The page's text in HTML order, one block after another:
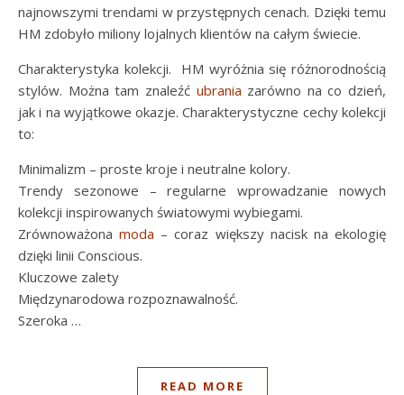
najnowszymi trendami w przystępnych cenach. Dzięki temu
HM zdobyło miliony lojalnych klientów na całym świecie.
Charakterystyka kolekcji. HM wyróżnia się różnorodnością
stylów. Można tam znaleźć ubrania zarówno na co dzień,
jak i na wyjątkowe okazje. Charakterystyczne cechy kolekcji
to:
Minimalizm – proste kroje i neutralne kolory.
Trendy sezonowe – regularne wprowadzanie nowych
kolekcji inspirowanych światowymi wybiegami.
Zrównoważonamoda – coraz większy nacisk na ekologię
dzięki linii Conscious.
Kluczowe zalety
Międzynarodowa rozpoznawalność.
Szeroka …
READ MORE